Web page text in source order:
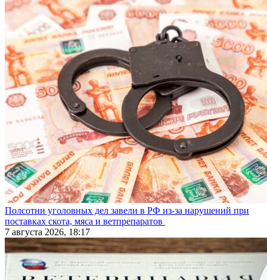
Полсотни уголовных дел завели в РФ из-за нарушений при
поставках скота, мяса и ветпрепаратов
7 августа 2026, 18:17